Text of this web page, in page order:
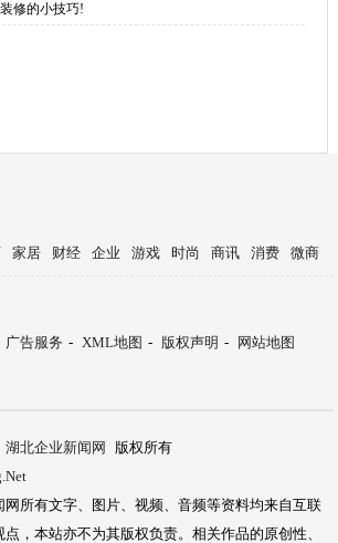
修的小技巧!
家居 财经 企业 游戏 时尚 商讯 消费 微商
广告服务 - XML地图 - 版权声明 -
网站地图
湖北企业新闻网
版权所有
所有文字、图片、视频、音频等资料均来自互联
，本站亦不为其版权负责。相关作品的原创性、